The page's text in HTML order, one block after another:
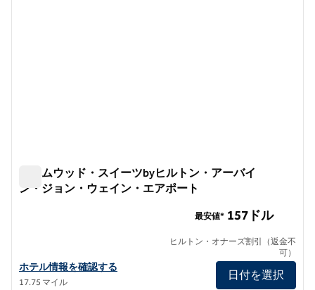
ホームウッド・スイーツbyヒルトン・アーバイ
ン・ジョン・ウェイン・エアポート
ホームウッド・スイーツbyヒルトン・アーバイン・ジョン・ウェ
ホテル情報を確認する
17.75 マイル
最安値* 157ドル
ヒルトン・オナーズ割引（返金不
可）
日付を選択